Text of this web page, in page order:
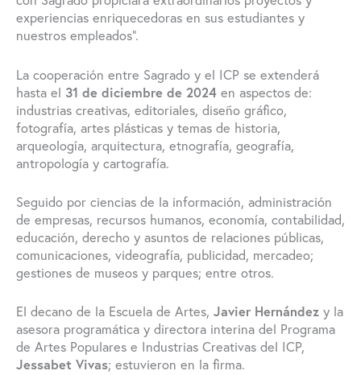
experiencias enriquecedoras en sus estudiantes y
nuestros empleados”.
La cooperación entre Sagrado y el ICP se extenderá
hasta el 31 de diciembre de 2024 en aspectos de:
industrias creativas, editoriales, diseño gráfico,
fotografía, artes plásticas y temas de historia,
arqueología, arquitectura, etnografía, geografía,
antropología y cartografía.
Seguido por ciencias de la información, administración
de empresas, recursos humanos, economía, contabilidad,
educación, derecho y asuntos de relaciones públicas,
comunicaciones, videografía, publicidad, mercadeo;
gestiones de museos y parques; entre otros.
El decano de la Escuela de Artes, Javier Hernández y la
asesora programática y directora interina del Programa
de Artes Populares e Industrias Creativas del ICP,
Jessabet Vivas; estuvieron en la firma.